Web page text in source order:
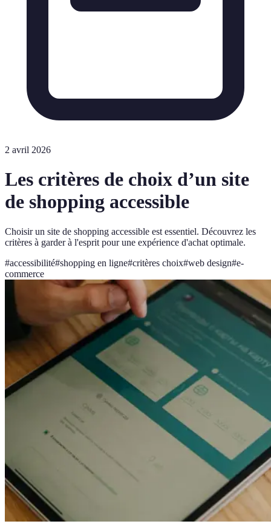
2 avril 2026
Les critères de choix d’un site
de shopping accessible
Choisir un site de shopping accessible est essentiel. Découvrez les
critères à garder à l'esprit pour une expérience d'achat optimale.
#accessibilité#shopping en ligne#critères choix#web design#e-
commerce